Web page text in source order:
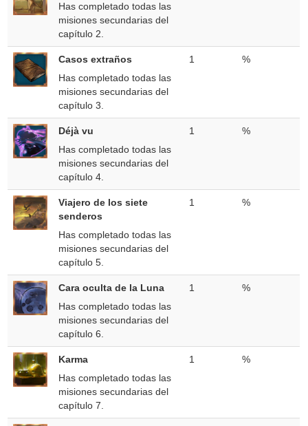
Has completado todas las
misiones secundarias del
capítulo 2.
Casos extraños
Has completado todas las
misiones secundarias del
capítulo 3.
1 %
Déjà vu
Has completado todas las
misiones secundarias del
capítulo 4.
1 %
Viajero de los siete
senderos
Has completado todas las
misiones secundarias del
capítulo 5.
1 %
Cara oculta de la Luna
Has completado todas las
misiones secundarias del
capítulo 6.
1 %
Karma
Has completado todas las
misiones secundarias del
capítulo 7.
1 %